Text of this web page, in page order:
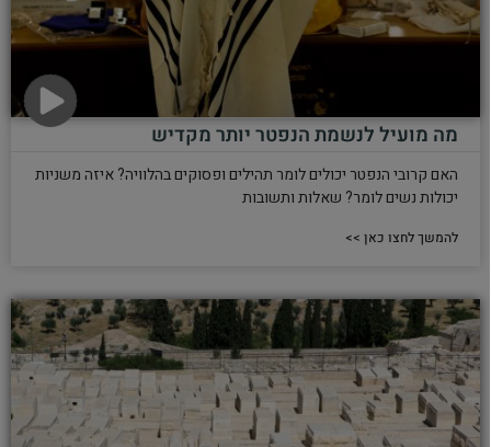
מה מועיל לנשמת הנפטר יותר מקדיש
האם קרובי הנפטר יכולים לומר תהילים ופסוקים בהלוויה? איזה משניות
יכולות נשים לומר? שאלות ותשובות
להמשך לחצו כאן >>